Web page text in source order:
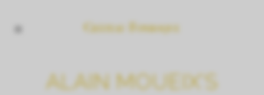
ALAIN MOUEIX’S